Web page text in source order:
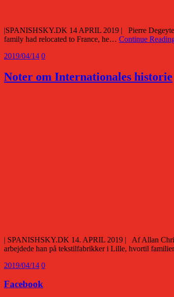
|SPANISHSKY.DK 14 APRIL 2019 | Pierre
family had relocated to France, he… Continue
2019/04/14 0
Noter om Internationales historie
| SPANISHSKY.DK 14. APRIL 2019 | Af Allan
arbejdede han på tekstilfabrikker i Lille, hvortil
2019/04/14 0
Facebook